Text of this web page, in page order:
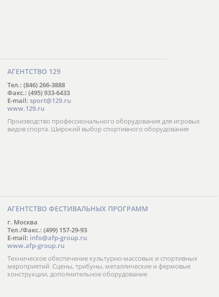
АГЕНТСТВО 129
Тел.: (846) 266-3888
Факс.: (495) 933-6433
E-mail: sport@129.ru
www.129.ru
Производство профессионального оборудования для игровых
видов спорта. Широкий выбор спортивного оборудования
АГЕНТСТВО ФЕСТИВАЛЬНЫХ ПРОГРАММ
г. Москва
Тел./Факс.: (499) 157-29-93
E-mail: info@afp-group.ru
www.afp-group.ru
Техническое обеспечение культурно-массовых и спортивных
мероприятий. Сцены, трибуны, металлические и фермовые
конструкции, дополнительное оборудование